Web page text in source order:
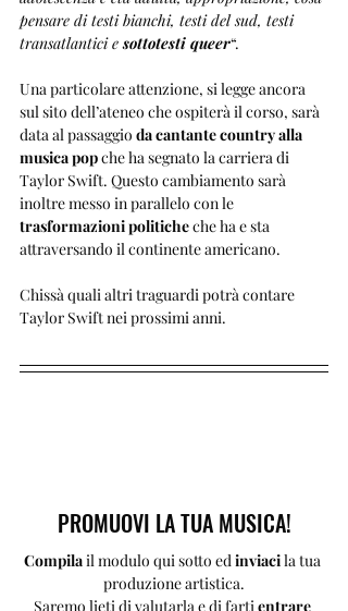
pensare di testi bianchi, testi del sud, testi
transatlantici e sottotesti queer“.
Una particolare attenzione, si legge ancora
sul sito dell’ateneo che ospiterà il corso, sarà
data al passaggio da cantante country alla
musica pop che ha segnato la carriera di
Taylor Swift. Questo cambiamento sarà
inoltre messo in parallelo con le
trasformazioni politiche che ha e sta
attraversando il continente americano.
Chissà quali altri traguardi potrà contare
Taylor Swift nei prossimi anni.
PROMUOVI LA TUA MUSICA!
Compila il modulo qui sotto ed inviaci la tua
produzione artistica.
Saremo lieti di valutarla e di farti entrare